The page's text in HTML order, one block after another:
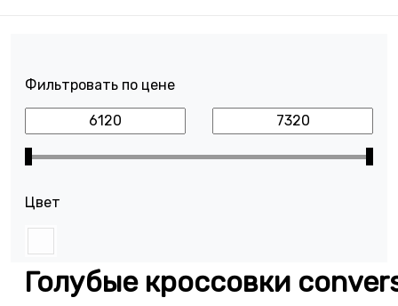
Голубые кроссовки
Фильтровать по цене
Цвет